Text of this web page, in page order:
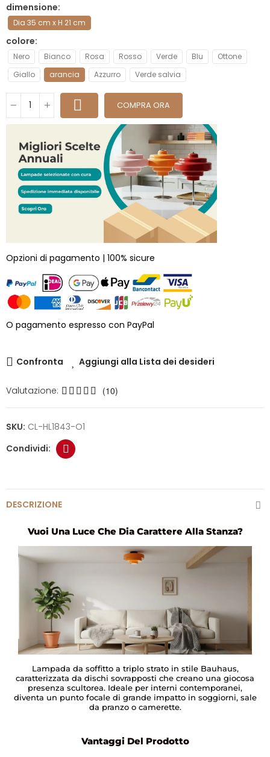
dimensione
Dia 35 cm x H 21 cm
colore
Nero Bianco Rosa Rosso Verde Blu
Ottone
Giallo
arancia Azzurro Verde salvia
COMPRA ORA
Opzioni di pagamento | 100% sicure
O pagamento espresso con PayPal
Confronta Aggiungi alla Lista dei desideri
Valutazione: (10)
SKU: CL-HL1843-O1
DESCRIZIONE
Vuoi Una Luce Che Dia Carattere Alla Stanza?
Lampada da soffitto a triplo strato in stile Bauhaus,
caratterizzata da dischi sovrapposti che creano una giocosa
presenza scultorea. Ideale per interni contemporanei,
diventa un punto focale di grande impatto in soggiorni, sale
da pranzo o camerette.
Vantaggi Del Prodotto